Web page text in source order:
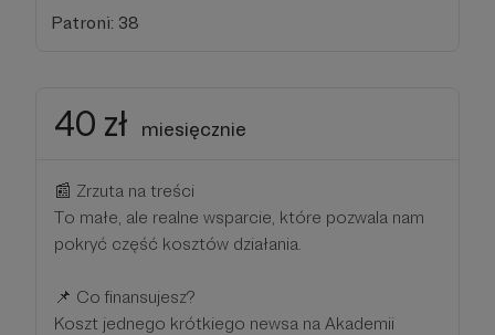
Patroni: 38
40 zł miesięcznie
📰 Zrzuta na treści
To małe, ale realne wsparcie, które pozwala nam
pokryć część kosztów działania.
📌 Co finansujesz?
Koszt jednego krótkiego newsa na Akademii